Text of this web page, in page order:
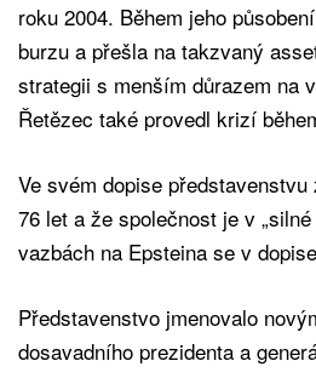
roku 2004. Během jeho
burzu a přešla na takzvaný
strategii s menším důrazem na
Řetězec také provedl krizí
Ve svém dopise
76 let a že společnost je v
vazbách na Epsteina se v
Představenstvo jmenovalo
dosavadního prezidenta a